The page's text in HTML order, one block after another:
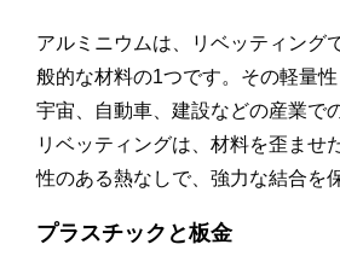
アルミニウムは、リベッティング
般的な材料の1つです。その軽量
宇宙、自動車、建設などの産業で
リベッティングは、材料を歪ませ
性のある熱なしで、強力な結合を
プラスチックと板金